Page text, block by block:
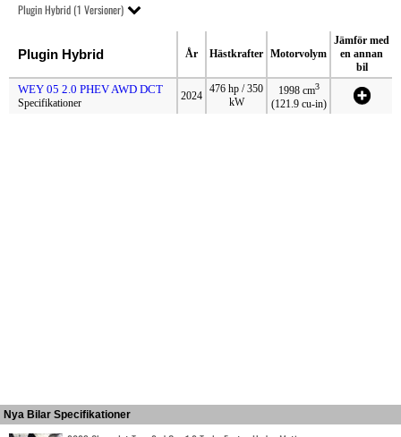
Plugin Hybrid (1 Versioner)
Plugin Hybrid År Hästkrafter Motorvolym
Jämför med
en annan
bil
WEY 05 2.0 PHEV AWD DCT
Specifikationer
2024
476 hp / 350
kW
1998 cm3
(121.9 cu-in)
Nya Bilar Specifikationer